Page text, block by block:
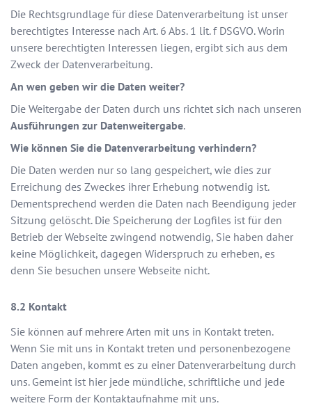
Die Rechtsgrundlage für diese Datenverarbeitung ist unser
berechtigtes Interesse nach Art. 6 Abs. 1 lit. f DSGVO. Worin
unsere berechtigten Interessen liegen, ergibt sich aus dem
Zweck der Datenverarbeitung.
An wen geben wir die Daten weiter?
Die Weitergabe der Daten durch uns richtet sich nach unseren
Ausführungen zur Datenweitergabe.
Wie können Sie die Datenverarbeitung verhindern?
Die Daten werden nur so lang gespeichert, wie dies zur
Erreichung des Zweckes ihrer Erhebung notwendig ist.
Dementsprechend werden die Daten nach Beendigung jeder
Sitzung gelöscht. Die Speicherung der Logfiles ist für den
Betrieb der Webseite zwingend notwendig, Sie haben daher
keine Möglichkeit, dagegen Widerspruch zu erheben, es
denn Sie besuchen unsere Webseite nicht.
Kontakt
Sie können auf mehrere Arten mit uns in Kontakt treten.
Wenn Sie mit uns in Kontakt treten und personenbezogene
Daten angeben, kommt es zu einer Datenverarbeitung durch
uns. Gemeint ist hier jede mündliche, schriftliche und jede
weitere Form der Kontaktaufnahme mit uns.